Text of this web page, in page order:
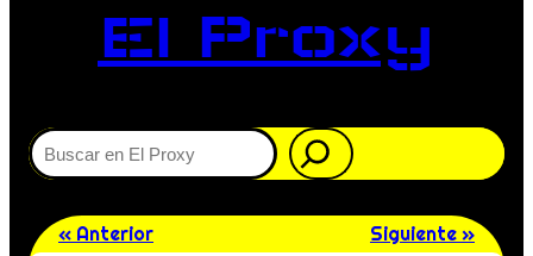
El Proxy
Buscar
« Anterior Siguiente »